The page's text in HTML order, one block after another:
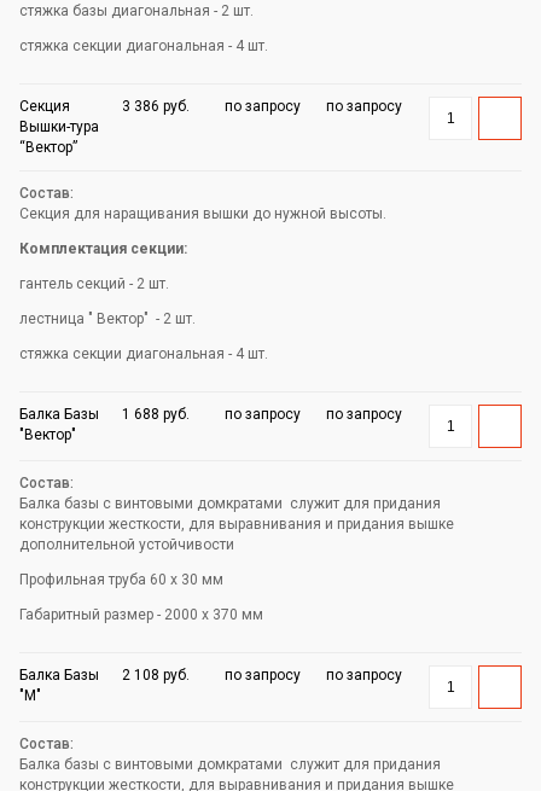
стяжка базы диагональная - 2 шт.
стяжка секции диагональная - 4 шт.
Секция
Вышки-тура
“Вектор”
Секция для наращивания вышки до нужной высоты.
Комплектация секции:
гантель секций - 2 шт.
лестница " Вектор" - 2 шт.
стяжка секции диагональная - 4 шт.
3 386 руб. по запросу по запросу
Балка Базы
"Вектор"
Балка базы с винтовыми домкратами служит для придания
конструкции жесткости, для выравнивания и придания вышке
дополнительной устойчивости
Профильная труба 60 х 30 мм
Габаритный размер - 2000 х 370 мм
1 688 руб. по запросу по запросу
Балка Базы
"М"
Балка базы с винтовыми домкратами служит для придания
конструкции жесткости, для выравнивания и придания вышке
2 108 руб. по запросу по запросу